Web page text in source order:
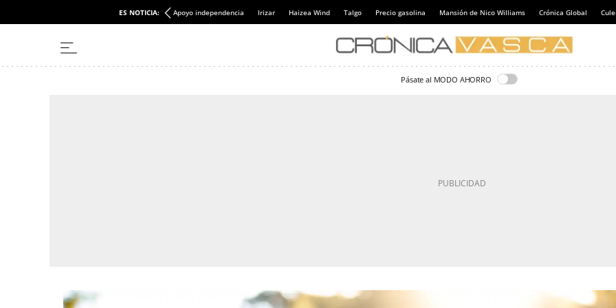
ES NOTICIA: Apoyo independencia Irizar Haizea Wind Talgo Precio gasolina Mansión de Nico Williams Crónica Global
Pásate al MODO AHORRO